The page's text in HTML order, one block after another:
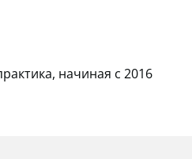
начиная с 2016